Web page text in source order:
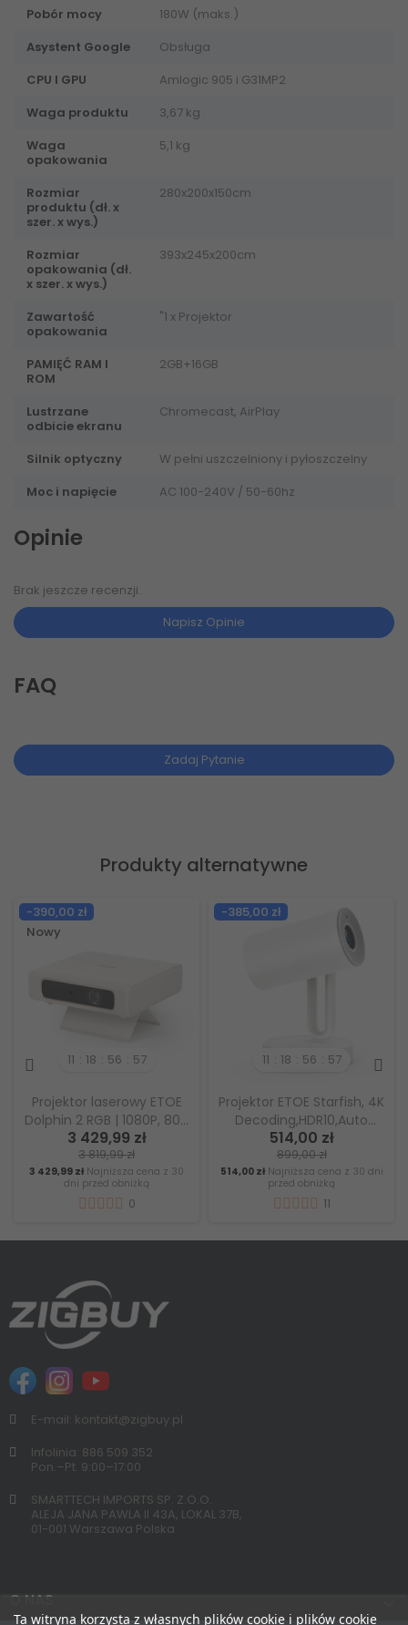
Pobór mocy
180W (maks.)
Asystent Google
Obsługa
CPU I GPU
Amlogic 905 i G31MP2
Waga produktu
3,67 kg
Waga
opakowania
5,1 kg
Rozmiar
produktu (dł. x
szer. x wys.)
280x200x150cm
Rozmiar
opakowania (dł.
x szer. x wys.)
393x245x200cm
Zawartość
opakowania
"1 x Projektor
PAMIĘĆ RAM I
ROM
2GB+16GB
Lustrzane
odbicie ekranu
Chromecast, AirPlay
Silnik optyczny
W pełni uszczelniony i pyłoszczelny
Moc i napięcie
AC 100-240V / 50-60hz
Opinie
Brak jeszcze recenzji.
Napisz Opinie
FAQ
Zadaj Pytanie
Produkty alternatywne
-390,00 zł
Nowy
11 18 56 56
Projektor laserowy ETOE
Dolphin 2 RGB | 1080P, 800
ANSI, wbudowana bateria i
Google TV– Do domu i na
kemping
3 429,99 zł
3 819,99 zł
3 429,99 złNajniższa cena z 30
dni przed obniżką
0
-385,00 zł
11 18 56 56
Projektor ETOE Starfish, 4K
Decoding,HDR10,Auto
korekcja
trapezowa,Chromecast,140°
Obrotu Niepolarnego,
ośw.RG
514,00 zł
899,00 zł
514,00 złNajniższa cena z 30 dni
przed obniżką
11
Ta witryna korzysta z własnych plików cookie i plików cookie
E-mail: kontakt@zigbuy.pl
Infolinia: 886 509 352
Pon.–Pt. 9:00–17:00
SMARTTECH IMPORTS SP. Z.O.O.
ALEJA JANA PAWLA II 43A, LOKAL 37B,
01-001 Warszawa Polska
O NAS